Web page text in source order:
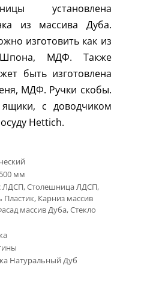
установлена
из массива Дуба.
изготовить как из
МДФ. Также
быть изготовлена
МДФ. Ручки скобы.
с доводчиком
Hettich.
мм
ЛДСП, Столешница ЛДСП,
Пластик, Карниз массив
массив Дуба, Стекло
Натуральный Дуб